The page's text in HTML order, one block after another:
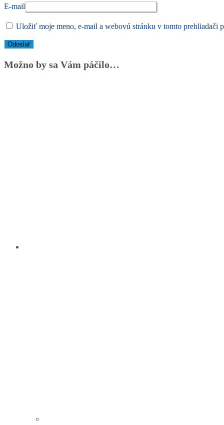
E-mail
Uložiť moje meno, e-mail a webovú stránku v tomto prehliadači
Možno by sa Vám páčilo…